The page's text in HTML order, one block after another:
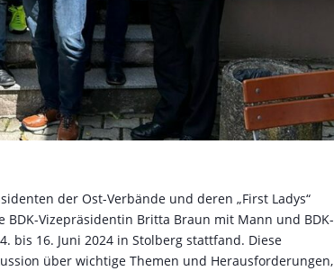
der Ost-Verbände und deren „First Ladys“
BDK-Vizepräsidentin Britta Braun mit Mann und BDK-
bis 16. Juni 2024 in Stolberg stattfand. Diese
über wichtige Themen und Herausforderungen,